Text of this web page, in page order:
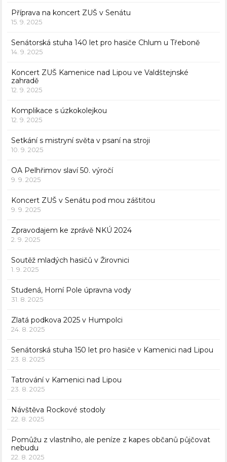
Příprava na koncert ZUŠ v Senátu
15. 9. 2025
Senátorská stuha 140 let pro hasiče Chlum u Třeboně
14. 9. 2025
Koncert ZUŠ Kamenice nad Lipou ve Valdštejnské
zahradě
12. 9. 2025
Komplikace s úzkokolejkou
12. 9. 2025
Setkání s mistryní světa v psaní na stroji
10. 9. 2025
OA Pelhřimov slaví 50. výročí
9. 9. 2025
Koncert ZUŠ v Senátu pod mou záštitou
9. 9. 2025
Zpravodajem ke zprávě NKÚ 2024
2. 9. 2025
Soutěž mladých hasičů v Žirovnici
1. 9. 2025
Studená, Horní Pole úpravna vody
31. 8. 2025
Zlatá podkova 2025 v Humpolci
24. 8. 2025
Senátorská stuha 150 let pro hasiče v Kamenici nad Lipou
23. 8. 2025
Tatrování v Kamenici nad Lipou
23. 8. 2025
Návštěva Rockové stodoly
22. 8. 2025
Pomůžu z vlastního, ale peníze z kapes občanů půjčovat
nebudu
22. 8. 2025